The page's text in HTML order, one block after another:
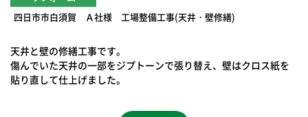
四日市市白須賀 Ａ社様 工場整備工事(天井・壁修繕)
天井と壁の修繕工事です。
傷んでいた天井の一部をジプトーンで張り替え、壁はクロス紙を
貼り直して仕上げました。